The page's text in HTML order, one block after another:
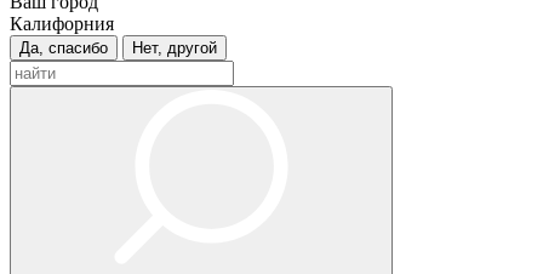
Калифорния
Да, спасибо Нет, другой